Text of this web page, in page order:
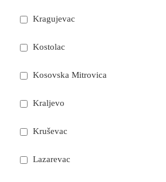
Kragujevac
Kostolac
Kosovska Mitrovica
Kraljevo
Kruševac
Lazarevac